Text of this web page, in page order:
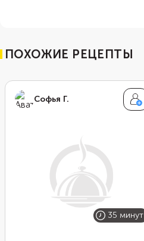
ПОХОЖИЕ РЕЦЕПТЫ
Софья Г.
35 минут